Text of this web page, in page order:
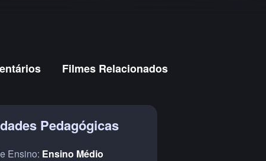
Filmes Relacionados
Pedagógicas
Ensino: Ensino Médio